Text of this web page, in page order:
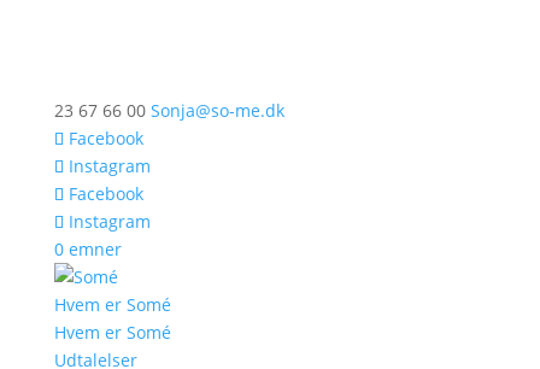
23 67 66 00 Sonja@so-me.dk
Facebook
Instagram
Facebook
Instagram
0 emner
Hvem er Somé
Hvem er Somé
Udtalelser